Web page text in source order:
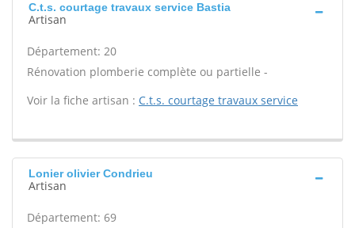
C.t.s. courtage travaux service Bastia
Artisan
Département: 20
Rénovation plomberie complète ou partielle -
Voir la fiche artisan : C.t.s. courtage travaux service
Lonier olivier Condrieu
Artisan
Département: 69